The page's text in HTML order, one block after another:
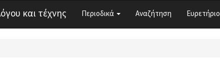
και τέχνης Περιοδικά Αναζήτηση Ευρετήριο